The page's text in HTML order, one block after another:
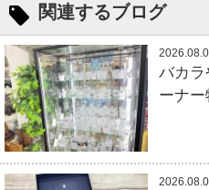
関連するブログ
バカラ
ーナ